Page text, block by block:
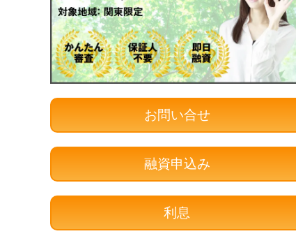
お問い合せ
融資申込み
利息